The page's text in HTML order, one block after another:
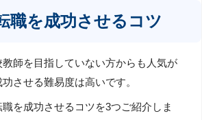
職を成功させるコツ
師を目指していない方からも人気が
させる難易度は高いです。
を成功させるコツを3つご紹介しま